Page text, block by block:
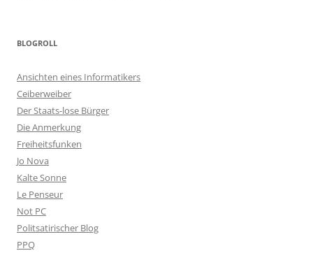
BLOGROLL
Ansichten eines Informatikers
Ceiberweiber
Der Staats-lose Bürger
Die Anmerkung
Freiheitsfunken
Jo Nova
Kalte Sonne
Le Penseur
Not PC
Politsatirischer Blog
PPQ